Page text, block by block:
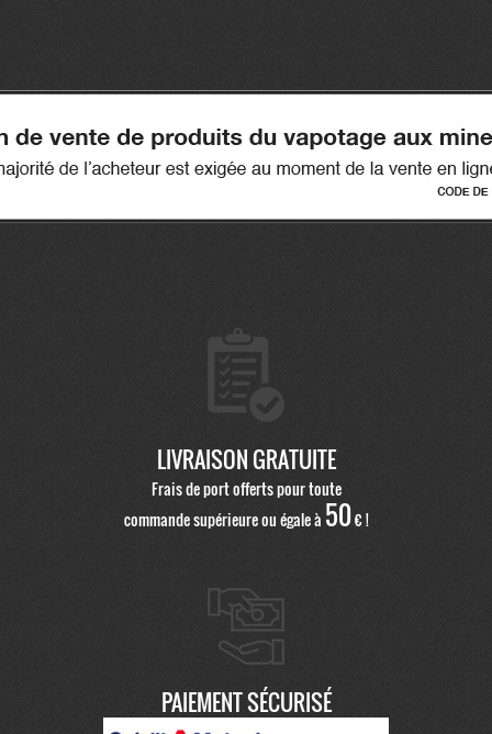
LIVRAISON GRATUITE
Frais de port offerts pour toute
commande supérieure ou égale à 50€ !
PAIEMENT SÉCURISÉ